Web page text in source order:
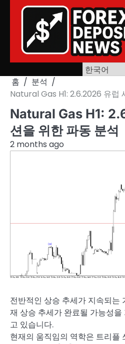
홈
분석
Natural Gas H1: 2.6.2026 유럽
Natural Gas H1:
션을 위한 파동 분석
2 months ago
전반적인 상승 추세가 지속되
재 상승 추세가 완료될 가능성
고 있습니다.
현재의 움직임의 역학은 트리플